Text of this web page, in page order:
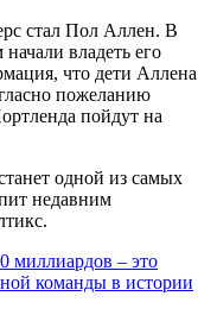
стал Пол Аллен. В
владеть его
что дети Аллена
пожеланию
пойдут на
одной из самых
недавним
миллиардов – это
команды в истории